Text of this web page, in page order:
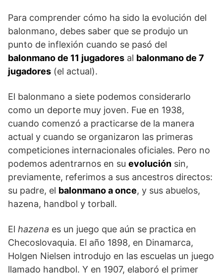
Para comprender cómo ha sido la evolución del
balonmano, debes saber que se produjo un
punto de inflexión cuando se pasó del
balonmano de 11 jugadores al balonmano de 7
jugadores (el actual).
El balonmano a siete podemos considerarlo
como un deporte muy joven. Fue en 1938,
cuando comenzó a practicarse de la manera
actual y cuando se organizaron las primeras
competiciones internacionales oficiales. Pero no
podemos adentrarnos en su evolución sin,
previamente, referimos a sus ancestros directos:
su padre, el balonmano a once, y sus abuelos,
hazena, handbol y torball.
El hazena es un juego que aún se practica en
Che­coslovaquia. El año 1898, en Dinamarca,
Holgen Nielsen introdujo en las escuelas un juego
llamado handbol. Y en 1907, elaboró el primer